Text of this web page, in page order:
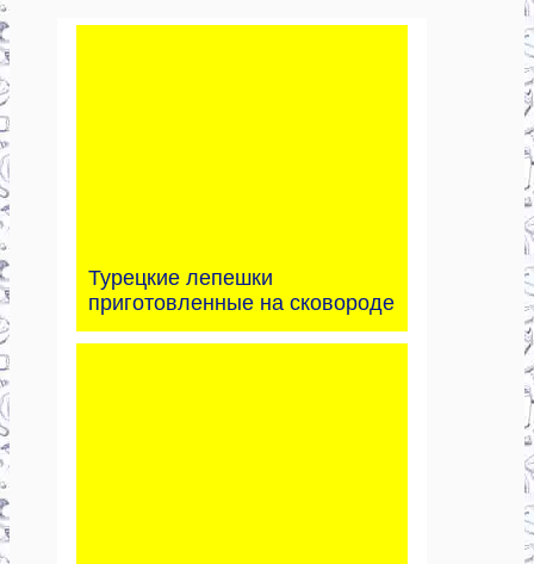
Турецкие лепешки
приготовленные на сковороде